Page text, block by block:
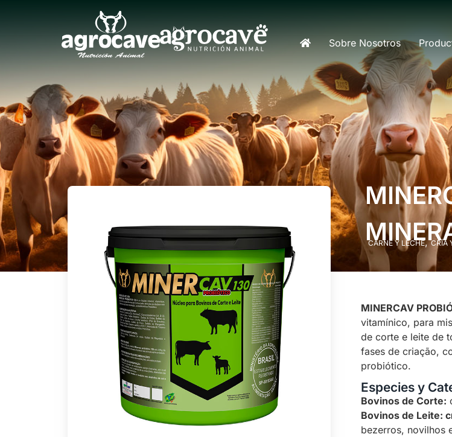
Sobre Nosotros
CARNE Y LECHE, CRÍA
MINERCAV
vitamínico, para
de corte e leite de
fases de criação,
probiótico.
Especies y
Bovinos de Corte:
Bovinos de Leite:
bezerros, novilhos